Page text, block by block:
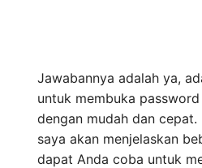
Jawabannya adalah ya,
untuk membuka
dengan mudah dan
saya akan menjelaskan
dapat Anda coba untuk